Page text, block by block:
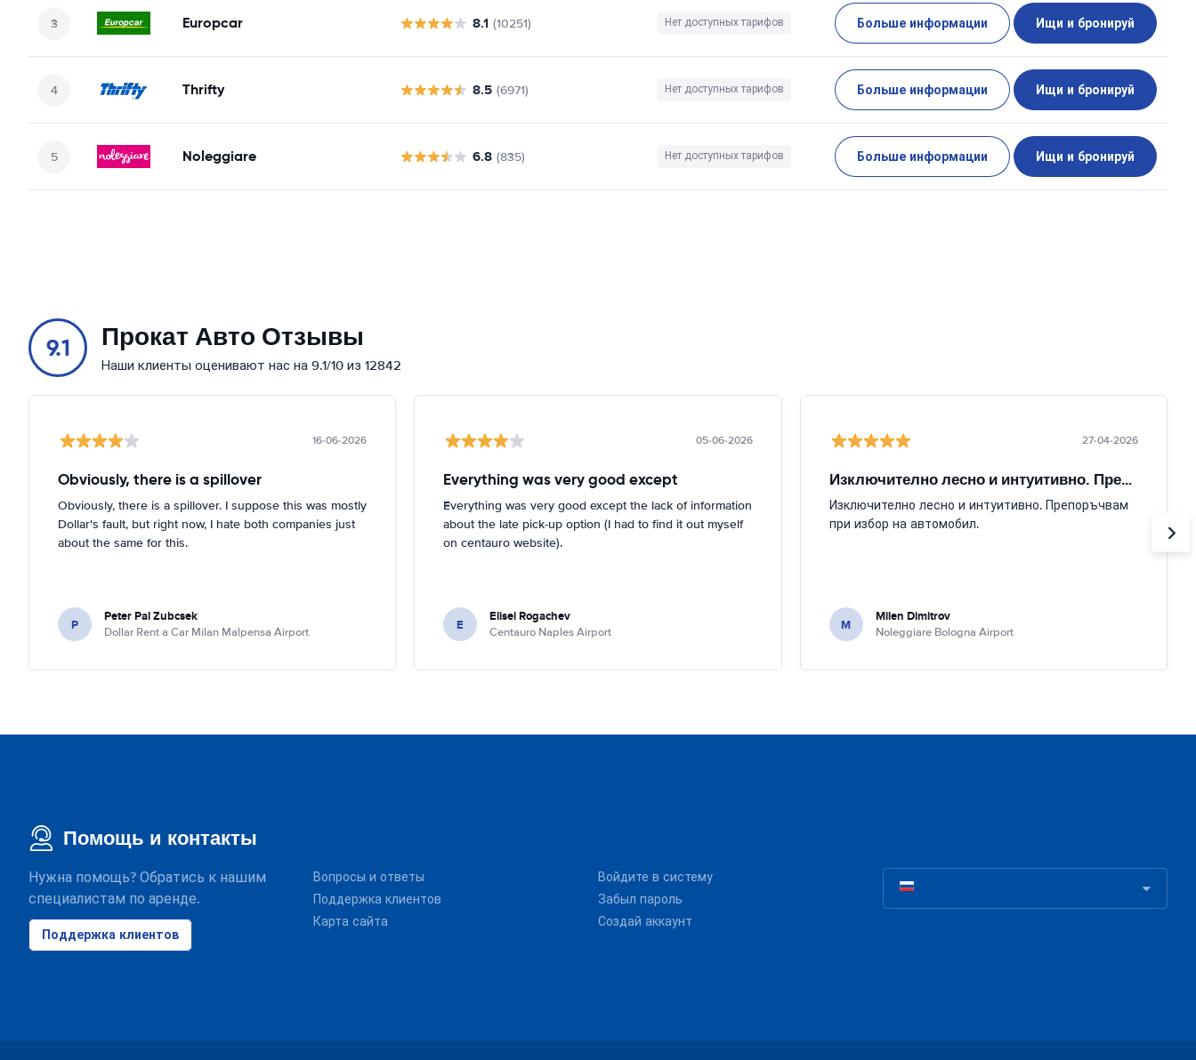
Europcar 8.1 (10251) Нет доступных тарифов Больше информации Ищи и бронируй
Thrifty 8.5 (6971) Нет доступных тарифов Больше информации Ищи и бронируй
Noleggiare 6.8 (835) Нет доступных тарифов Больше информации Ищи и бронируй
9.1 Прокат Авто Отзывы
Наши клиенты оценивают нас на 9.1/10 из 12842
16-06-2026
Obviously, there is a spillover
Obviously, there is a spillover. I suppose this was mostly
Dollar's fault, but right now, I hate both companies just
about the same for this.
P Peter Pal Zubcsek
Dollar Rent a Car Milan Malpensa Airport
05-06-2026
Everything was very good except
Everything was very good except the lack of information
about the late pick-up option (I had to find it out myself
on centauro website).
E Elisei Rogachev
Centauro Naples Airport
27-04-2026
Изключително лесно и интуитивно. Препоръчвам
Изключително лесно и интуитивно. Препоръчвам
при избор на автомобил.
M Milen Dimitrov
Noleggiare Bologna Airport
Помощь и контакты
Нужна помощь? Обратись к нашим
специалистам по аренде.
Поддержка клиентов
Вопросы и ответы
Поддержка клиентов
Карта сайта
Войдите в систему
Забыл пароль
Создай аккаунт